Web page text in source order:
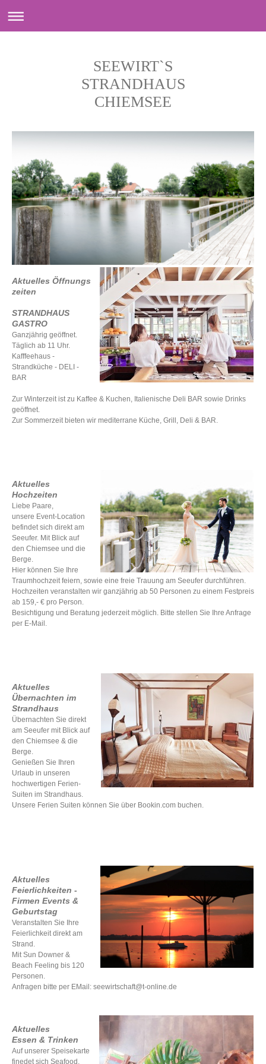
SEEWIRT`S
STRANDHAUS
CHIEMSEE
Aktuelles Öffnungs
zeiten
STRANDHAUS
GASTRO
Ganzjährig geöffnet.
Täglich ab 11 Uhr.
Kafffeehaus -
Strandküche - DELI -
BAR
Zur Winterzeit ist zu Kaffee & Kuchen, Italienische Deli BAR sowie Drinks
geöffnet.
Zur Sommerzeit bieten wir mediterrane Küche, Grill, Deli & BAR.
Aktuelles
Hochzeiten
Liebe Paare,
unsere Event-Location
befindet sich direkt am
Seeufer. Mit Blick auf
den Chiemsee und die
Berge.
Hier können Sie Ihre
Traumhochzeit feiern, sowie eine freie Trauung am Seeufer durchführen.
Hochzeiten veranstalten wir ganzjährig ab 50 Personen zu einem Festpreis
ab 159,- € pro Person.
Besichtigung und Beratung jederzeit möglich. Bitte stellen Sie Ihre Anfrage
per E-Mail.
Aktuelles
Übernachten im
Strandhaus
Übernachten Sie direkt
am Seeufer mit Blick auf
den Chiemsee & die
Berge.
Genießen Sie Ihren
Urlaub in unseren
hochwertigen Ferien-
Suiten im Strandhaus.
Unsere Ferien Suiten können Sie über Bookin.com buchen.
Aktuelles
Feierlichkeiten -
Firmen Events &
Geburtstag
Veranstalten Sie Ihre
Feierlichkeit direkt am
Strand.
Mit Sun Downer &
Beach Feeling bis 120
Personen.
Anfragen bitte per EMail: seewirtschaft@t-online.de
Aktuelles
Essen & Trinken
Auf unserer Speisekarte
finedet sich Seafood,